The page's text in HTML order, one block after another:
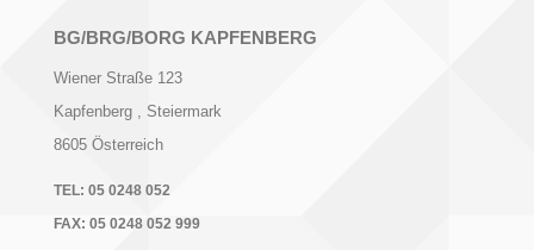
BG/BRG/BORG KAPFENBERG
Wiener Straße 123
Kapfenberg , Steiermark
8605 Österreich
TEL: 05 0248 052
FAX: 05 0248 052 999